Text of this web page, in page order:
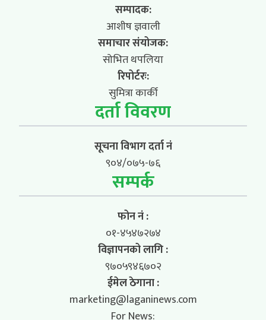
सम्पादक:
आशीष ज्ञवाली
समाचार संयोजक:
सोभित थपलिया
रिपोर्टरः:
सुमित्रा कार्की
दर्ता विवरण
सूचना विभाग दर्ता नं
९०४/०७५-७६
सम्पर्क
फोन नं :
०१-४५४७२७४
विज्ञापनको लागि :
९७०५९४६७०२
ईमेल ठेगाना :
marketing@laganinews.com
For News: